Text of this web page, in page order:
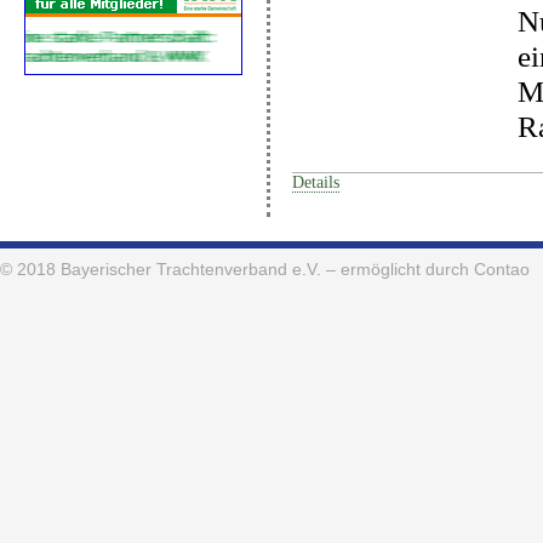
Details
© 2018 Bayerischer Trachtenverband e.V. – ermöglicht durch Contao